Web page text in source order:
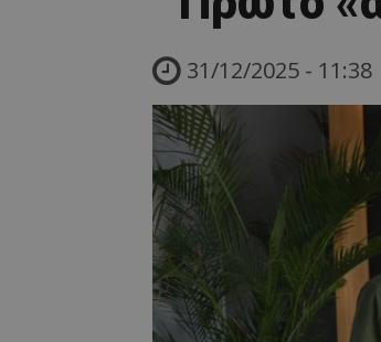
31/12/2025 - 11:38